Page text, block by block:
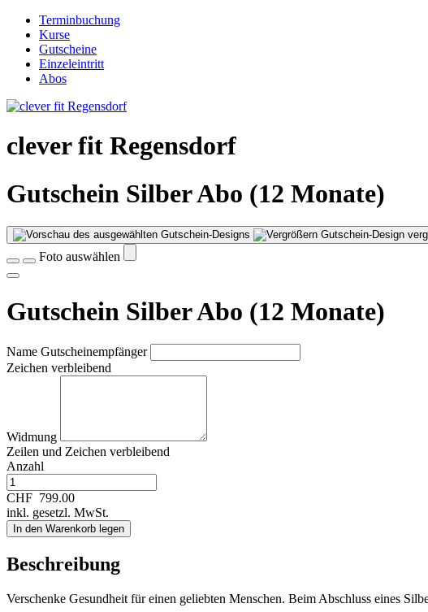
Terminbuchung
Kurse
Gutscheine
Einzeleintritt
Abos
clever fit Regensdorf
Gutschein Silber Abo (12 Monate)
Gutschein-Design
Foto auswählen
Gutschein Silber Abo (12 Monate)
Name Gutscheinempfänger
Zeichen verbleibend
Widmung
Zeilen und Zeichen verbleibend
Anzahl
CHF 799.00
inkl. gesetzl. MwSt.
In den Warenkorb legen
Beschreibung
Verschenke Gesundheit für einen geliebten Menschen. Beim Abschluss eines